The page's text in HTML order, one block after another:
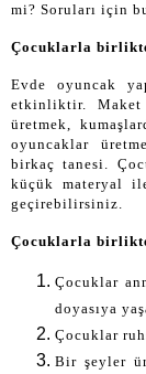
mi? Soruları için
Çocuklarla
Evde oyuncak
etkinliktir.
üretmek,
oyuncaklar
birkaç tanesi.
küçük materyal
geçirebilirsiniz.
Çocuklarla
Çocuklar
doyasıya
Çocuklar
Bir şeyler